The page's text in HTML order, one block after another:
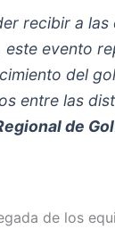
recibir a
evento
del
entre las
de
de los